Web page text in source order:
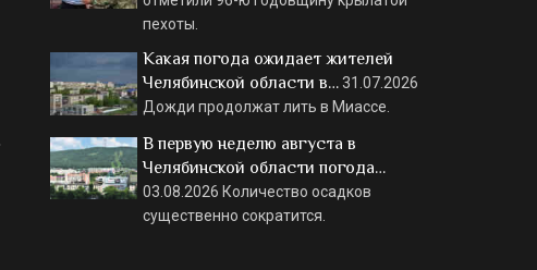
пехоты.
Какая погода ожидает жителей
Челябинской области в…31.07.2026
Дожди продолжат лить в Миассе.
В первую неделю августа в
Челябинской области погода…
03.08.2026 Количество осадков
существенно сократится.